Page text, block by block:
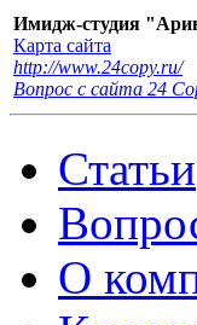
Имидж-студия
Карта сайта
http://www.24copy.ru/
Вопрос с сайта 24
Статьи
О